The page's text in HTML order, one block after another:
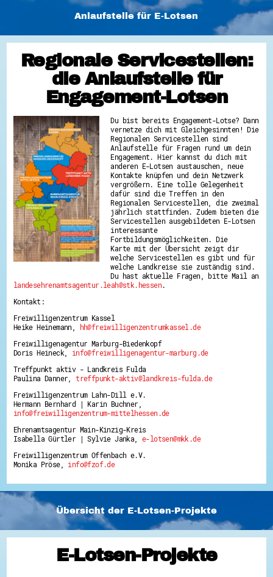
Anlaufstelle für E-Lotsen
Regionale Servicestellen:
die Anlaufstelle für
Engagement-Lotsen
Du bist bereits Engagement-Lotse? Dann
vernetze dich mit Gleichgesinnten! Die
Regionalen Servicestellen sind
Anlaufstelle für Fragen rund um dein
Engagement. Hier kannst du dich mit
anderen E-Lotsen austauschen, neue
Kontakte knüpfen und dein Netzwerk
vergrößern. Eine tolle Gelegenheit
dafür sind die Treffen in den
Regionalen Servicestellen, die zweimal
jährlich stattfinden. Zudem bieten die
Servicestellen ausgebildeten E-Lotsen
interessante
Fortbildungsmöglichkeiten. Die
Karte mit der Übersicht zeigt dir
welche Servicestellen es gibt und für
welche Landkreise sie zuständig sind.
Du hast aktuelle Fragen, bitte Mail an
landesehrenamtsagentur.leah@stk.hessen.
Kontakt:
Freiwilligenzentrum Kassel
Heike Heinemann,
hh@freiwilligenzentrumkassel.de
Freiwilligenagentur Marburg-Biedenkopf
Doris Heineck, info@freiwilligenagentur-marburg.de
Treffpunkt aktiv - Landkreis Fulda
Paulina Danner,treffpunkt-aktiv@landkreis-fulda.de
Freiwilligenzentrum Lahn-Dill e.V.
Hermann Bernhard | Karin Buchner,
info@freiwilligenzentrum-mittelhessen.de
Ehrenamtsagentur Main-Kinzig-Kreis
Isabella Gürtler | Sylvie Janka,e-lotsen@mkk.de
Freiwilligenzentrum Offenbach e.V.
Monika Pröse, info@fzof.de
Übersicht der E-Lotsen-Projekte
E-Lotsen-Projekte